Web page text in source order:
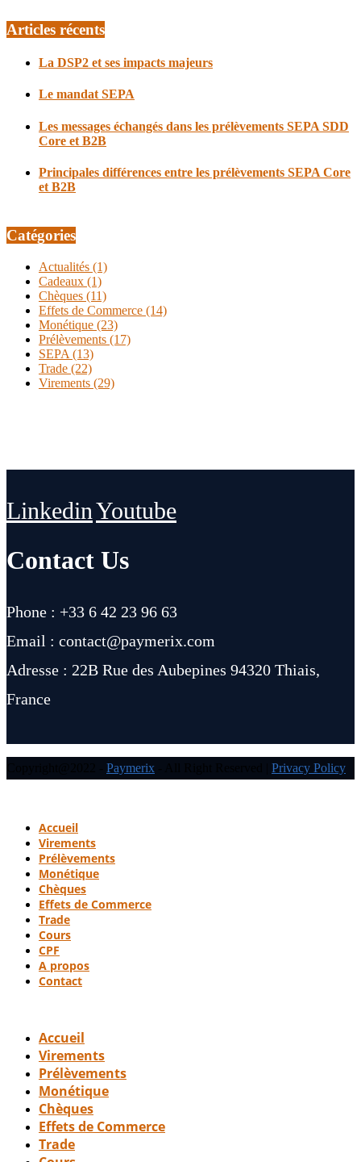
Articles récents
La DSP2 et ses impacts majeurs
Le mandat SEPA
Les messages échangés dans les prélèvements SEPA SDD
Core et B2B
Principales différences entre les prélèvements SEPA Core
et B2B
Catégories
Actualités (1)
Cadeaux (1)
Chèques (11)
Effets de Commerce (14)
Monétique (23)
Prélèvements (17)
SEPA (13)
Trade (22)
Virements (29)
LinkedinYoutube
Contact Us
Phone : +33 6 42 23 96 63
Email : contact@paymerix.com
Adresse : 22B Rue des Aubepines 94320 Thiais,
France
Paymerix Privacy Policy
Accueil
Virements
Prélèvements
Monétique
Chèques
Effets de Commerce
Trade
Cours
CPF
A propos
Contact
Accueil
Virements
Prélèvements
Monétique
Chèques
Effets de Commerce
Trade